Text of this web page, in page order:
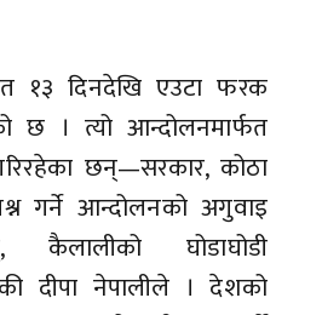
१३ दिनदेखि एउटा फरक
छ । त्यो आन्दोलनमार्फत
छन्—सरकार, कोठा
गर्ने आन्दोलनको अगुवाइ
कैलालीको घोडाघोडी
दीपा नेपालीले । देशको